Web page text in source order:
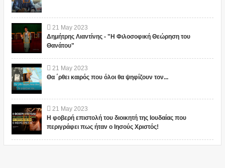
21 May 2023
Δημήτρης Λιαντίνης - "Η Φιλοσοφική Θεώρηση του
Θανάτου"
21 May 2023
Θα ΄ρθει καιρός που όλοι θα ψηφίζουν τον...
21 May 2023
Η φοβερή επιστολή του διοικητή της Ιουδαίας που
περιγράφει πως ήταν ο Ιησούς Χριστός!